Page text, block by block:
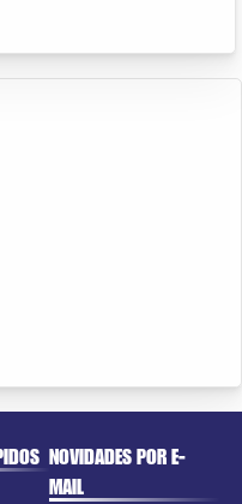
NOVIDADES POR E-
MAIL